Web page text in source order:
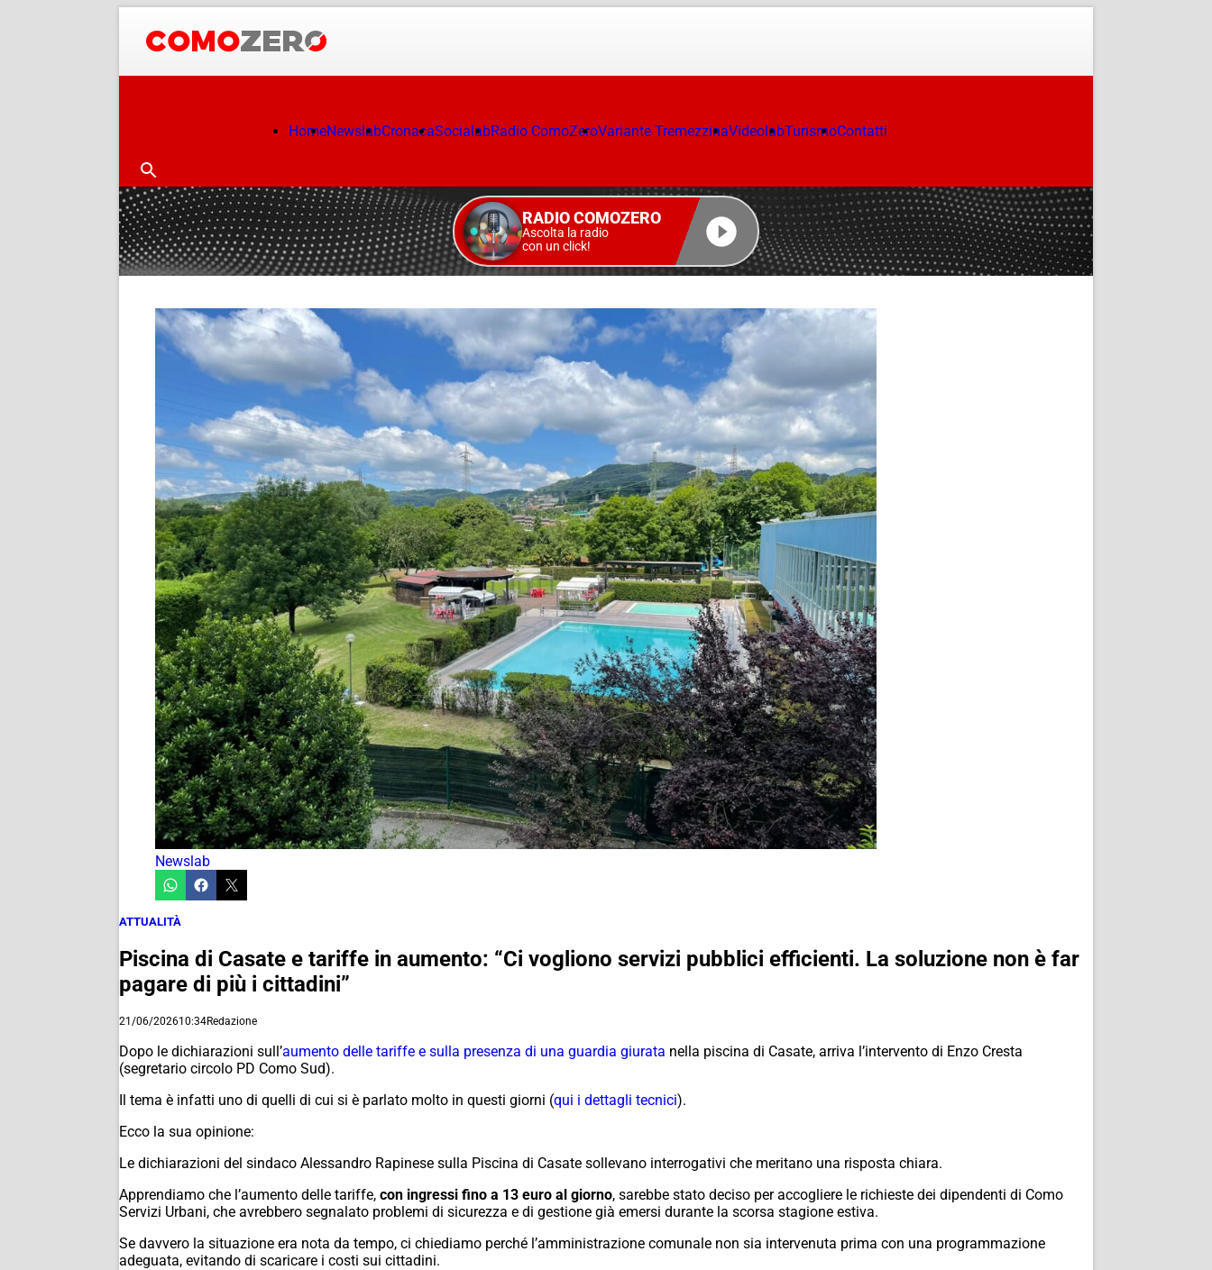
HomeNewslabCronacaSocialabRadio ComoZeroVariante TremezzinaVideolabTurismoContatti
RADIO COMOZERO
Ascolta la radio
con un click!
Newslab
ATTUALITÀ
Piscina di Casate e tariffe in aumento: “Ci vogliono servizi pubblici efficienti. La soluzione non è far
pagare di più i cittadini”
21/06/202610:34Redazione
Dopo le dichiarazioni sull’aumento delle tariffe e sulla presenza di una guardia giurata nella piscina di Casate, arriva l’intervento di Enzo Cresta
(segretario circolo PD Como Sud).
Il tema è infatti uno di quelli di cui si è parlato molto in questi giorni (qui i dettagli tecnici).
Ecco la sua opinione:
Le dichiarazioni del sindaco Alessandro Rapinese sulla Piscina di Casate sollevano interrogativi che meritano una risposta chiara.
Apprendiamo che l’aumento delle tariffe, con ingressi fino a 13 euro al giorno, sarebbe stato deciso per accogliere le richieste dei dipendenti di Como
Servizi Urbani, che avrebbero segnalato problemi di sicurezza e di gestione già emersi durante la scorsa stagione estiva.
Se davvero la situazione era nota da tempo, ci chiediamo perché l’amministrazione comunale non sia intervenuta prima con una programmazione
adeguata, evitando di scaricare i costi sui cittadini.